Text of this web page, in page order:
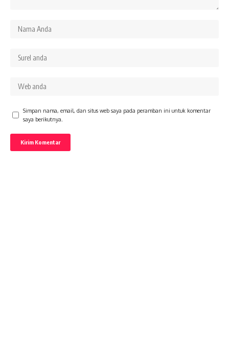
Simpan nama, email, dan situs web saya pada peramban ini untuk komentar
saya berikutnya.